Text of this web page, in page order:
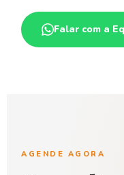
Falar com a
AGENDE AGORA